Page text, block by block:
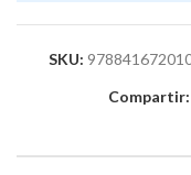
SKU:
Compartir: